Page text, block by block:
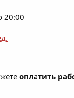
20:00
оплатить